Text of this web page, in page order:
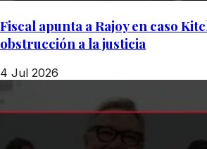
Fiscal apunta a Rajoy en caso
obstrucción a la justicia
4 Jul 2026